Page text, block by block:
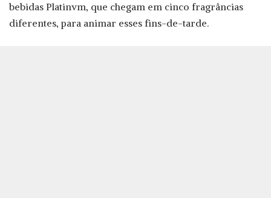
bebidas Platinvm, que chegam em cinco fragrâncias
diferentes, para animar esses fins-de-tarde.